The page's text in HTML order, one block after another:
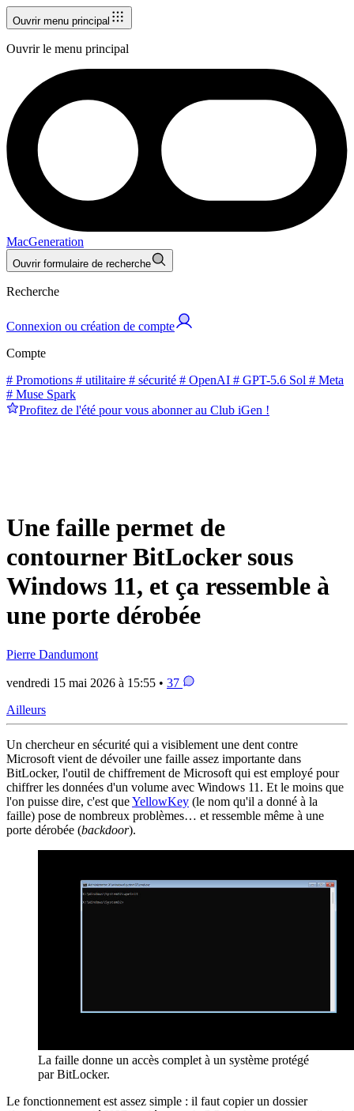
Ouvrir menu principal
Ouvrir le menu principal
MacGeneration
Ouvrir formulaire de recherche
Recherche
Connexion ou création de compte
Compte
# Promotions # utilitaire # sécurité # OpenAI # GPT-5.6 Sol # Meta
# Muse Spark
Profitez de l'été pour vous abonner au Club iGen !
Une faille permet de
contourner BitLocker sous
Windows 11, et ça ressemble à
une porte dérobée
Pierre Dandumont
vendredi 15 mai 2026 à 15:55 • 37
Ailleurs
Un chercheur en sécurité qui a visiblement une dent contre
Microsoft vient de dévoiler une faille assez importante dans
BitLocker, l'outil de chiffrement de Microsoft qui est employé pour
chiffrer les données d'un volume avec Windows 11. Et le moins que
l'on puisse dire, c'est queYellowKey (le nom qu'il a donné à la
faille) pose de nombreux problèmes… et ressemble même à une
porte dérobée (backdoor).
La faille donne un accès complet à un système protégé
par BitLocker.
Le fonctionnement est assez simple : il faut copier un dossier